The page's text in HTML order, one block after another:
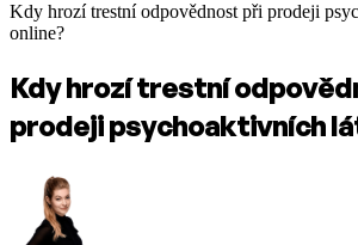
Kdy hrozí trestní odpovědnost při prodeji
online?
Kdy hrozí trestní
prodeji psychoaktivních